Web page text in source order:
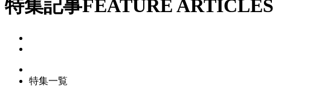
特集記事FEATURE ARTICLES
特集一覧